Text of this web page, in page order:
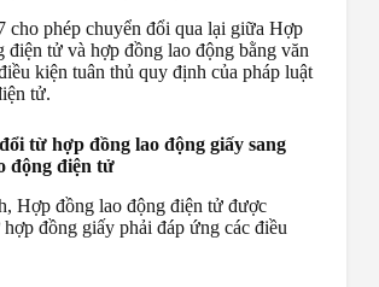
cho phép chuyển đổi qua lại giữa Hợp
điện tử và hợp đồng lao động bằng văn
kiện tuân thủ quy định của pháp luật
tử.
từ hợp đồng lao động giấy sang
động điện tử
Hợp đồng lao động điện tử được
đồng giấy phải đáp ứng các điều